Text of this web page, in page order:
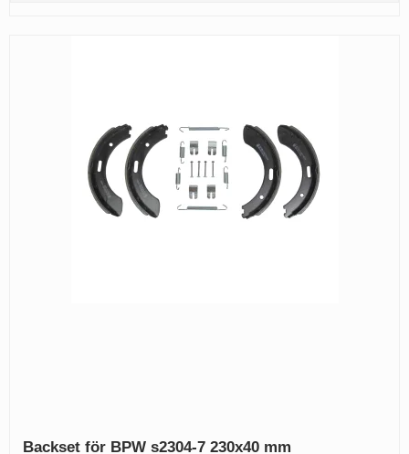
Backset för BPW s2304-7 230x40 mm